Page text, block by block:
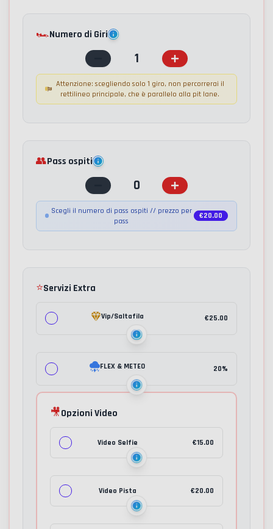
🏎️Numero di Giri
1
Attenzione: scegliendo solo 1 giro, non percorrerai il
rettilineo principale, che è parallelo alla pit lane.
👥Pass ospiti
0
Scegli il numero di pass ospiti // prezzo per
pass
€20.00
⭐Servizi Extra
Vip/Saltafila €25.00
FLEX & METEO 20%
🎥Opzioni Video
Video Selfie €15.00
Video Pista €20.00